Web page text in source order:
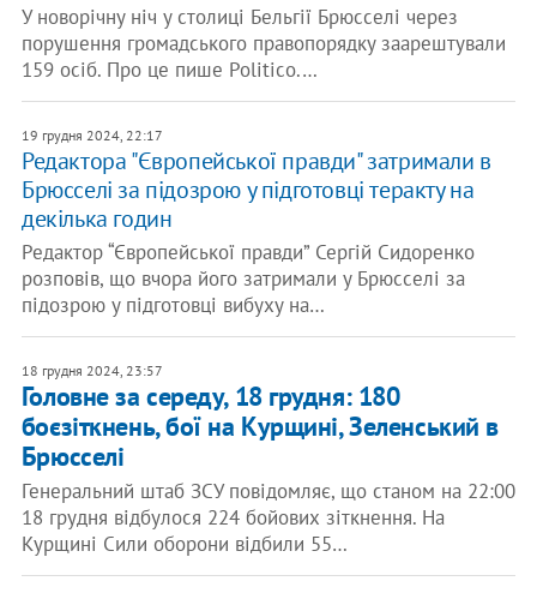
У новорічну ніч у столиці Бельгії Брюсселі через
порушення громадського правопорядку заарештували
159 осіб. Про це пише Politico.…
19 грудня 2024, 22:17
Редактора "Європейської правди" затримали в
Брюсселі за підозрою у підготовці теракту на
декілька годин
Редактор “Європейської правди” Сергій Сидоренко
розповів, що вчора його затримали у Брюсселі за
підозрою у підготовці вибуху на…
18 грудня 2024, 23:57
Головне за середу, 18 грудня: 180
боєзіткнень, бої на Курщині, Зеленський в
Брюсселі
Генеральний штаб ЗСУ повідомляє, що станом на 22:00
18 грудня відбулося 224 бойових зіткнення. На
Курщині Сили оборони відбили 55…